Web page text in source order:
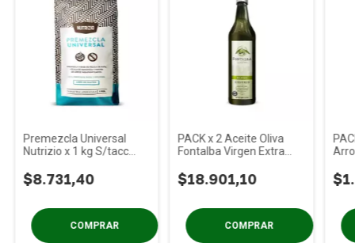
Premezcla Universal
Nutrizio x 1 kg S/tacc
$8.731,40
PACK x 2 Aceite Oliva
Fontalba Virgen Extra
$18.901,10